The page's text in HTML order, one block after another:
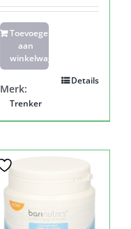
€26,99.€17,27.
Toevoegen
aan
winkelwagen
Details
Merk:
Trenker